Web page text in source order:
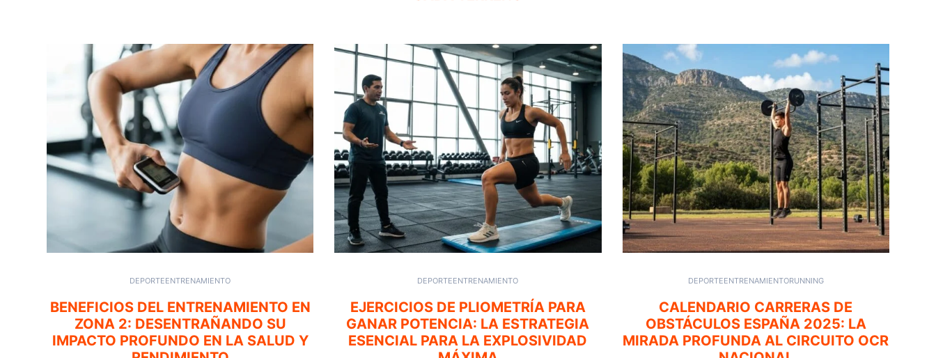
DEPORTEENTRENAMIENTO
BENEFICIOS DEL ENTRENAMIENTO EN
ZONA 2: DESENTRAÑANDO SU
IMPACTO PROFUNDO EN LA SALUD Y
DEPORTEENTRENAMIENTO
EJERCICIOS DE PLIOMETRÍA PARA
GANAR POTENCIA: LA ESTRATEGIA
ESENCIAL PARA LA EXPLOSIVIDAD
DEPORTEENTRENAMIENTORUNNING
CALENDARIO CARRERAS DE
OBSTÁCULOS ESPAÑA 2025: LA
MIRADA PROFUNDA AL CIRCUITO OCR